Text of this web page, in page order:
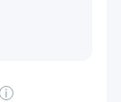
i